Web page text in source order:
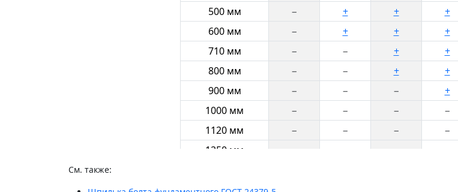
500 мм
− + + +
600 мм
− + + +
710 мм
− − + +
800 мм
− − + +
900 мм
− − − +
1000 мм
− − − −
1120 мм
− − − −
1250 мм
См. также: